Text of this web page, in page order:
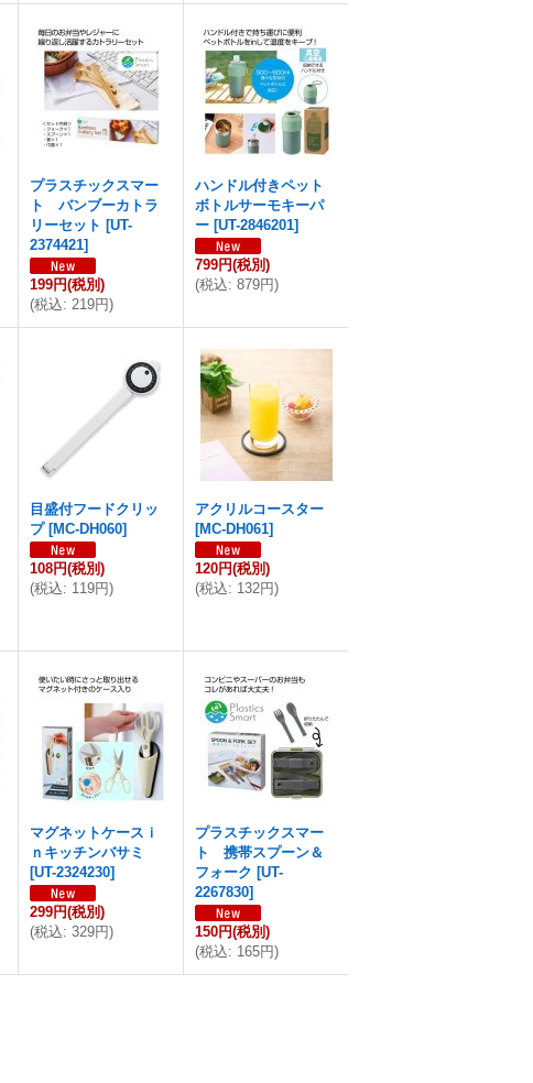
プラスチックスマー
ト バンブーカトラ
リーセット [UT-
2374421]
199円(税別)
(税込: 219円)
ハンドル付きペット
ボトルサーモキーパ
ー [UT-2846201]
799円(税別)
(税込: 879円)
目盛付フードクリッ
プ [MC-DH060]
108円(税別)
(税込: 119円)
アクリルコースター
[MC-DH061]
120円(税別)
(税込: 132円)
マグネットケースｉ
ｎキッチンバサミ
[UT-2324230]
299円(税別)
(税込: 329円)
プラスチックスマー
ト 携帯スプーン＆
フォーク [UT-
2267830]
150円(税別)
(税込: 165円)